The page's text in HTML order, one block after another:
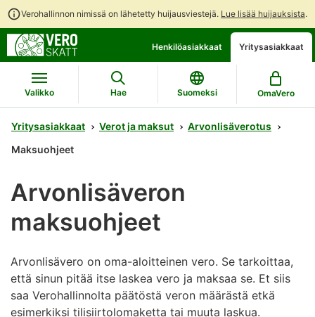
Verohallinnon nimissä on lähetetty huijausviestejä. Lue lisää huijauksista.
suoraan
sisältöön
koko
sivuston
hakuun
chattibotin
keskustelu
Henkilöasiakkaat Yritysasiakkaat
Valikko Hae Suomeksi OmaVero
Yritysasiakkaat Verot ja maksut
Arvonlisäverotus
Maksuohjeet
Arvonlisäveron
maksuohjeet
Arvonlisävero on oma-aloitteinen vero. Se tarkoittaa,
että sinun pitää itse laskea vero ja maksaa se. Et siis
saa Verohallinnolta päätöstä veron määrästä etkä
esimerkiksi tilisiirtolomaketta tai muuta laskua.